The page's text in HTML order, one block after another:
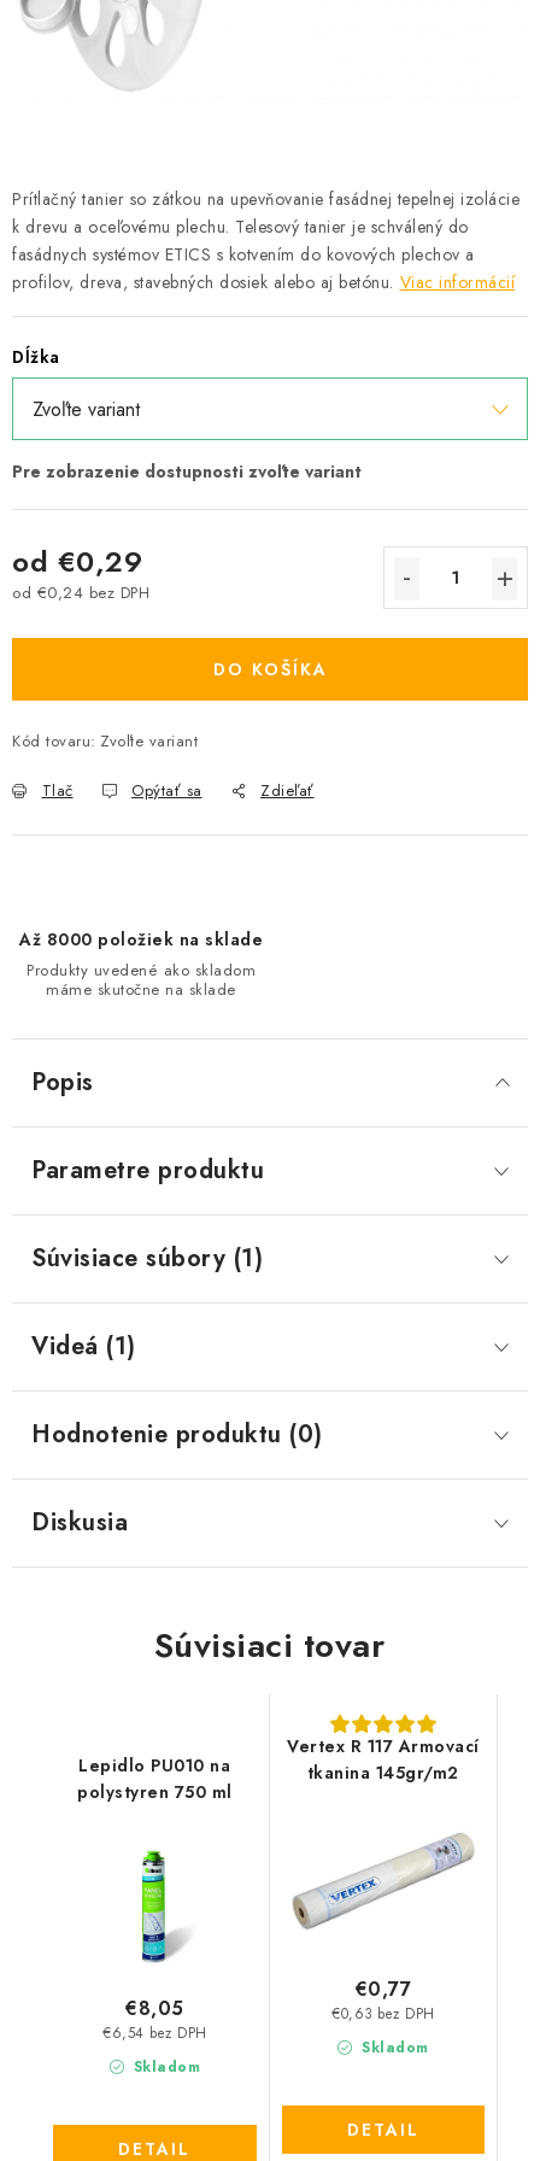
Podmínky ochrany osobních údajů
Mapa webu Milpe.sk
Prítlačný tanier so zátkou na upevňovanie fasádnej tepelnej izolácie
k drevu a oceľovému plechu. Telesový tanier je schválený do
fasádnych systémov ETICS s kotvením do kovových plechov a
profilov, dreva, stavebných dosiek alebo aj betónu. Viac informácií
Dĺžka
od €0,29
od €0,24 bez DPH
DO KOŠÍKA
Kód tovaru: Zvoľte variant
Tlač Opýtať sa Zdieľať
Až 8000 položiek na sklade
Produkty uvedené ako skladom
máme skutočne na sklade
Popis
Parametre produktu
Súvisiace súbory (1)
Videá (1)
Hodnotenie produktu (0)
Diskusia
Súvisiaci tovar
Lepidlo PU010 na
polystyren 750 ml
Skladom
€6,54 bez DPH
€8,05
DETAIL
Vertex R 117 Armovací
tkanina 145gr/m2
Skladom
€0,63 bez DPH
€0,77
DETAIL